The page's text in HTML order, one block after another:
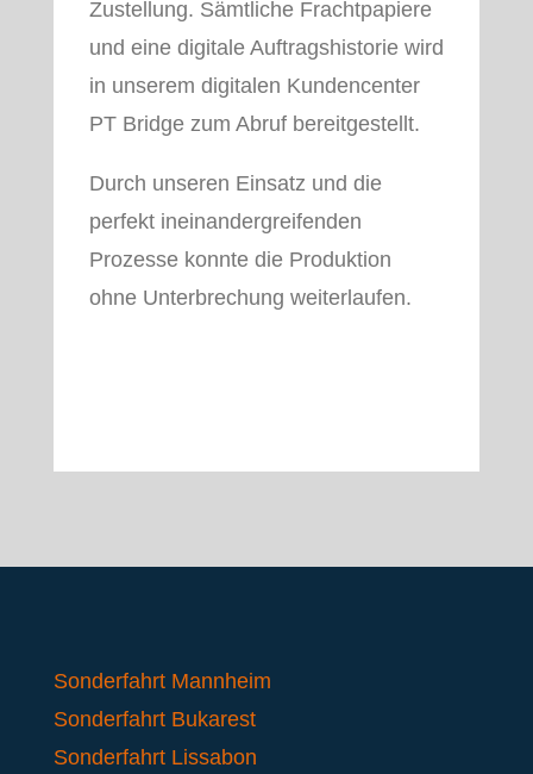
Zustellung. Sämtliche Frachtpapiere
und eine digitale Auftragshistorie wird
in unserem digitalen Kundencenter
PT Bridge zum Abruf bereitgestellt.
Durch unseren Einsatz und die
perfekt ineinandergreifenden
Prozesse konnte die Produktion
ohne Unterbrechung weiterlaufen.
Sonderfahrt Mannheim
Sonderfahrt Bukarest
Sonderfahrt Lissabon